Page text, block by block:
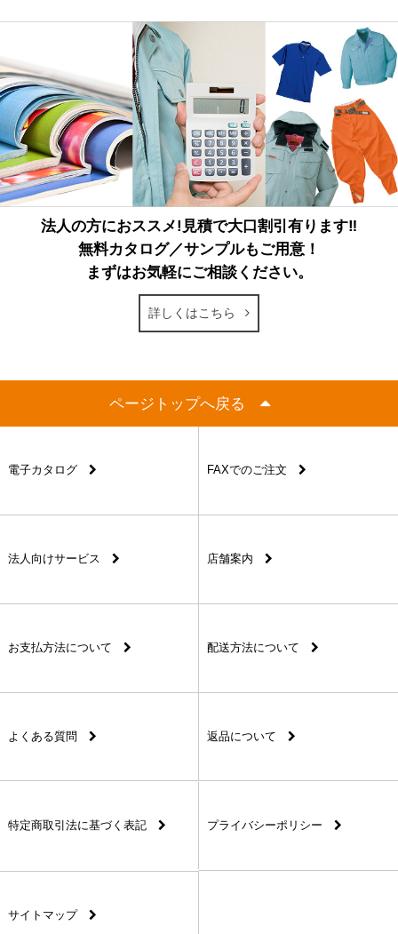
法人の方におススメ!見積で大口割引有ります‼
無料カタログ／サンプルもご用意！
まずはお気軽にご相談ください。
詳しくはこちら
ページトップへ戻る
電子カタログ FAXでのご注文
法人向けサービス 店舗案内
お支払方法について 配送方法について
よくある質問 返品について
特定商取引法に基づく表記 プライバシーポリシー
サイトマップ